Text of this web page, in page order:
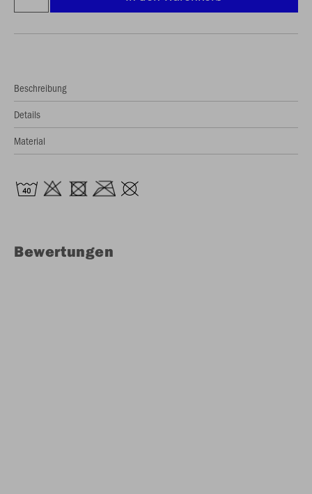
Beschreibung
Details
Material
Bewertungen